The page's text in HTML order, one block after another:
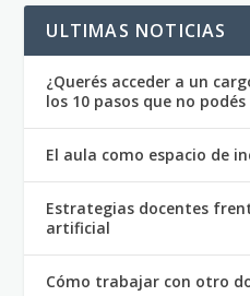
ULTIMAS NOTICIAS
¿Querés acceder a un
los 10 pasos que no
El aula como espacio de
Estrategias docentes
artificial
Cómo trabajar con otro